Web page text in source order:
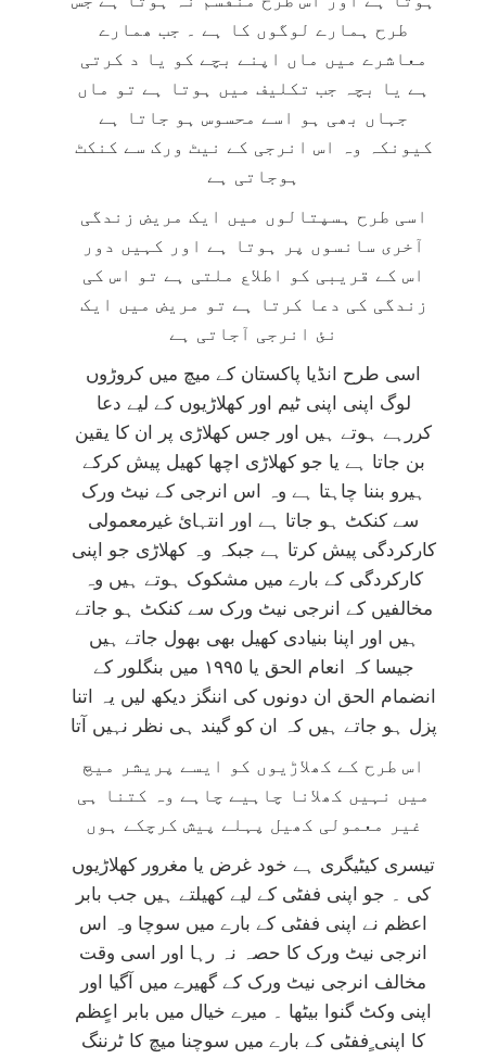
طرح ہمارے لوگوں کا ہے ۔ جب ھمارے
معاشرے میں ماں اپنے بچے کو یا د کرتی
ہے یا بچہ جب تکلیف میں ہوتا ہے تو ماں
جہاں بھی ہو اسے محسوس ہو جاتا ہے
کیونکہ وہ اس انرجی کے نیٹ ورک سے کنکٹ
ہوجاتی ہے
اسی طرح ہسپتالوں میں ایک مریض زندگی
آخری سانسوں پر ہوتا ہے اور کہیں دور
اس کے قریبی کو اطلاع ملتی ہے تو اس کی
زندگی کی دعا کرتا ہے تو مریض میں ایک
نئ انرجی آجاتی ہے
اسی طرح انڈیا پاکستان کے میچ میں کروڑوں
لوگ اپنی اپنی ٹیم اور کھلاڑیوں کے لیے دعا
کررہے ہوتے ہیں اور جس کھلاڑی پر ان کا یقین
بن جاتا ہے یا جو کھلاڑی اچھا کھیل پیش کرکے
ہیرو بننا چاہتا ہے وہ اس انرجی کے نیٹ ورک
سے کنکٹ ہو جاتا ہے اور انتہائ غیرمعمولی
کارکردگی پیش کرتا ہے جبکہ وہ کھلاڑی جو اپنی
کارکردگی کے بارے میں مشکوک ہوتے ہیں وہ
مخالفیں کے انرجی نیٹ ورک سے کنکٹ ہو جاتے
ہیں اور اپنا بنیادی کھیل بھی بھول جاتے ہیں
جیسا کہ انعام الحق یا ١٩٩٥ میں بنگلور کے
انضمام الحق ان دونوں کی اننگز دیکھ لیں یہ اتنا
پزل ہو جاتے ہیں کہ ان کو گیند ہی نظر نہیں آتا
اس طرح کے کھلاڑیوں کو ایسے پریشر میچ
میں نہیں کھلانا چاہیے چاہے وہ کتنا ہی
غیر معمولی کھیل پہلے پیش کرچکے ہوں
تیسری کیٹیگری ہے خود غرض یا مغرور کھلاڑیوں
کی ۔ جو اپنی ففٹی کے لیے کھیلتے ہیں جب بابر
اعظم نے اپنی ففٹی کے بارے میں سوچا وہ اس
انرجی نیٹ ورک کا حصہ نہ رہا اور اسی وقت
مخالف انرجی نیٹ ورک کے گھیرے میں آگیا اور
اپنی وکٹ گنوا بیٹھا ۔ میرے خیال میں بابر اعٍظم
کا اپنی ٍففٹی کے بارے میں سوچنا میچ کا ٹرننگ